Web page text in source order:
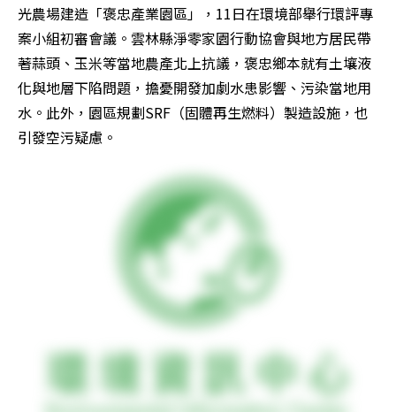
光農場建造「褒忠產業園區」，11日在環境部舉行環評專
案小組初審會議。雲林縣淨零家園行動協會與地方居民帶
著蒜頭、玉米等當地農產北上抗議，褒忠鄉本就有土壤液
化與地層下陷問題，擔憂開發加劇水患影響、污染當地用
水。此外，園區規劃SRF（固體再生燃料）製造設施，也
引發空污疑慮。